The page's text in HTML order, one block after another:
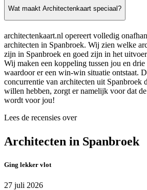
Wat maakt Architectenkaart speciaal?
architectenkaart.nl opereert volledig
architecten in Spanbroek. Wij zien welke
zijn in Spanbroek en goed zijn in het
Wij maken een koppeling tussen jou en drie
waardoor er een win-win situatie ontstaat.
concurrentie van architecten uit Spanbroek
willen hebben, zorgt er namelijk voor dat
wordt voor jou!
Lees de recensies over
Architecten in Spanbroek
Ging lekker vlot
27 juli 2026